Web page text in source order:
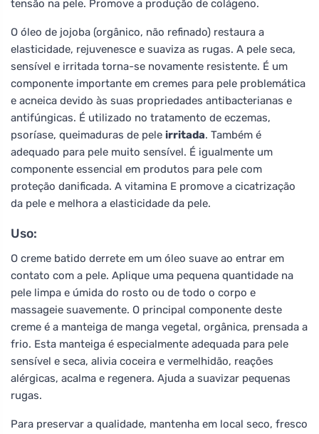
tensão na pele. Promove a produção de colágeno.
O óleo de jojoba (orgânico, não refinado) restaura a
elasticidade, rejuvenesce e suaviza as rugas. A pele seca,
sensível e irritada torna-se novamente resistente. É um
componente importante em cremes para pele problemática
e acneica devido às suas propriedades antibacterianas e
antifúngicas. É utilizado no tratamento de eczemas,
psoríase, queimaduras de pele irritada. Também é
adequado para pele muito sensível. É igualmente um
componente essencial em produtos para pele com
proteção danificada. A vitamina E promove a cicatrização
da pele e melhora a elasticidade da pele.
Uso:
O creme batido derrete em um óleo suave ao entrar em
contato com a pele. Aplique uma pequena quantidade na
pele limpa e úmida do rosto ou de todo o corpo e
massageie suavemente. O principal componente deste
creme é a manteiga de manga vegetal, orgânica, prensada a
frio. Esta manteiga é especialmente adequada para pele
sensível e seca, alivia coceira e vermelhidão, reações
alérgicas, acalma e regenera. Ajuda a suavizar pequenas
rugas.
Para preservar a qualidade, mantenha em local seco, fresco